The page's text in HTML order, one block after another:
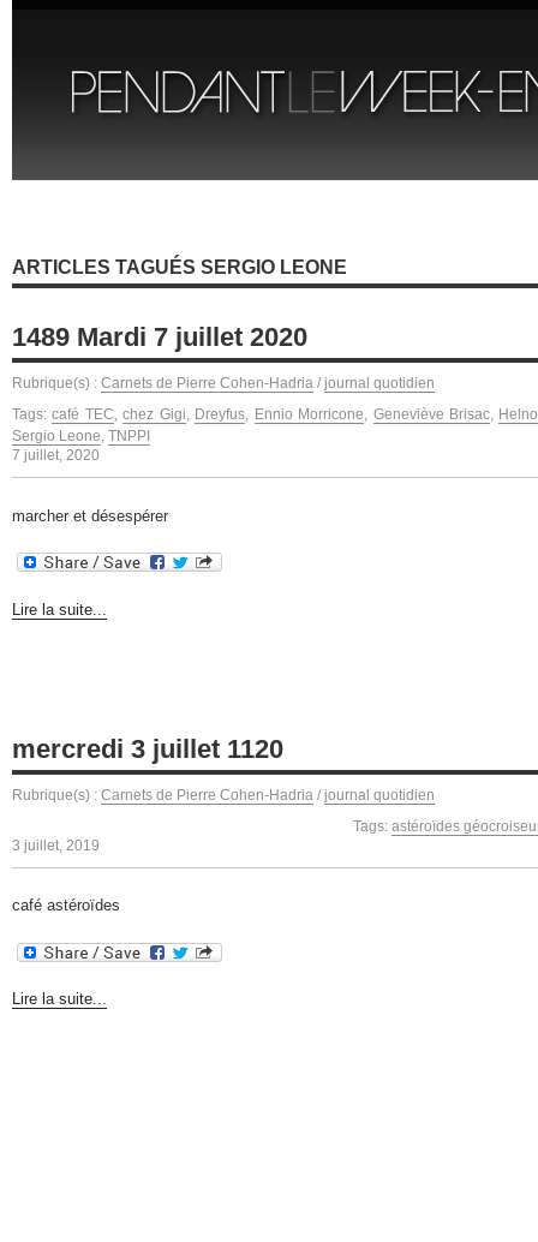
ARTICLES TAGUÉS SERGIO LEONE
1489 Mardi 7 juillet 2020
Rubrique(s) : Carnets de Pierre Cohen-Hadria / journal quotidien
Tags:café TEC,chez Gigi, Dreyfus, Ennio Morricone, Geneviève Brisac, Helno
Sergio Leone, TNPPI
7 juillet, 2020
marcher et désespérer
Lire la suite...
mercredi 3 juillet 1120
Rubrique(s) : Carnets de Pierre Cohen-Hadria / journal quotidien
Tags: astéroïdes
3 juillet, 2019
café astéroïdes
Lire la suite...